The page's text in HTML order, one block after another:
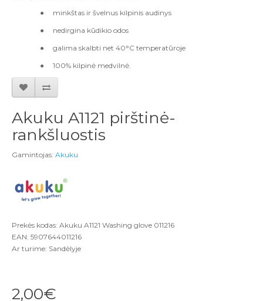
●
minkštas ir švelnus kilpinis audinys
●
nedirgina kūdikio odos
●
galima skalbti net 40°C temperatūroje
●
100% kilpinė medvilnė.
Akuku A1121 pirštinė-
rankšluostis
Gamintojas: Akuku
Prekės kodas: Akuku A1121 Washing glove 011216
EAN: 5907644011216
Ar turime: Sandėlyje
2,00€